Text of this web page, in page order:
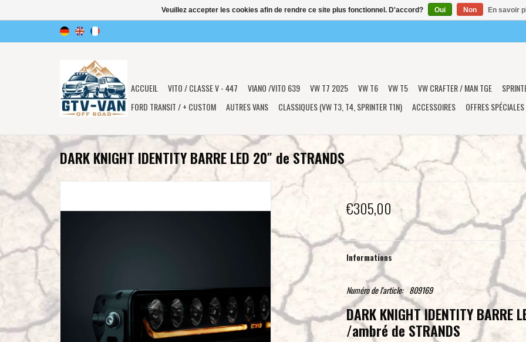
ACCUEIL VITO / CLASSE V - 447 VIANO /VITO 639 VW T7 2025 VW T6 VW T5 VW CRAFTER / MAN TGE
FORD TRANSIT / + CUSTOM
AUTRES VANS CLASSIQUES (VW T3, T4, SPRINTER T1N) ACCESSOIRES OFFRES SPÉCIALES
DARK KNIGHT IDENTITY BARRE LED 20″ de STRANDS
€305,00
Informations
Numéro de l'article: 809169
DARK KNIGHT IDENTITY
/ambré de STRANDS
Veuillez accepter les cookies afin de rendre ce site plus fonctionnel. D'accord? Oui Non En savoir